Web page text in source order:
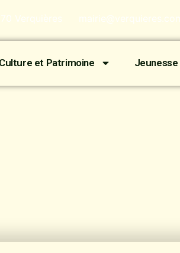
Verquières
Culture et Patrimoine